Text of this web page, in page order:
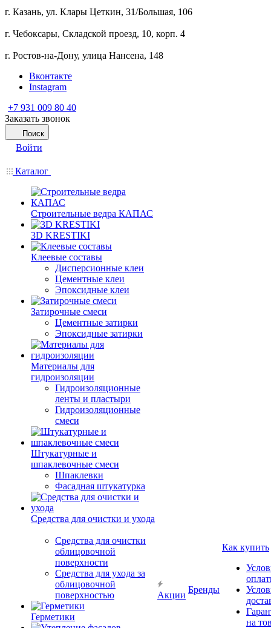
г. Казань, ул. Клары Цеткин, 31/Большая, 106
г. Чебоксары, Складской проезд, 10, корп. 4
г. Ростов-на-Дону, улица Нансена, 148
Вконтакте
Instagram
+7 931 009 80 40
Заказать звонок
Поиск
Войти
Каталог
Строительные ведра КАПАС
3D KRESTIKI
Клеевые составы
Дисперсионные клеи
Цементные клеи
Эпоксидные клеи
Затирочные смеси
Цементные затирки
Эпоксидные затирки
Материалы для
гидроизоляции
Гидроизоляционные
ленты и пластыри
Гидроизоляционные
смеси
Штукатурные и
шпаклевочные смеси
Шпаклевки
Фасадная штукатурка
Средства для очистки и ухода
Средства для очистки
облицовочной
поверхности
Средства для ухода за
облицовочной
поверхностью
Герметики
Акции
Бренды
Как купить
на